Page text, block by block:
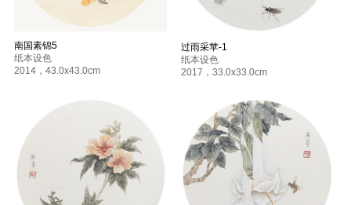
南国素锦5
纸本设色
2014 ， 43.0x43.0cm
过雨采苹-1
纸本设色
2017 ， 33.0x33.0cm